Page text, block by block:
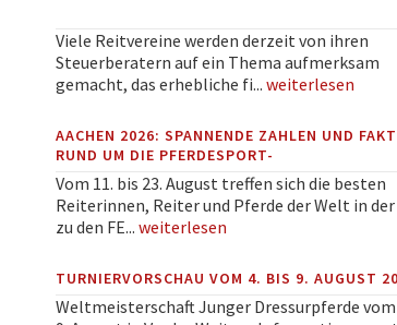
Viele Reitvereine werden derzeit von ihren
Steuerberatern auf ein Thema aufmerksam
gemacht, das erhebliche fi... weiterlesen
AACHEN 2026: SPANNENDE ZAHLEN UND
RUND UM DIE PFERDESPORT-
Vom 11. bis 23. August treffen sich die besten
Reiterinnen, Reiter und Pferde der Welt in der
zu den FE... weiterlesen
TURNIERVORSCHAU VOM 4. BIS 9. AUGUST
Weltmeisterschaft Junger Dressurpferde vom